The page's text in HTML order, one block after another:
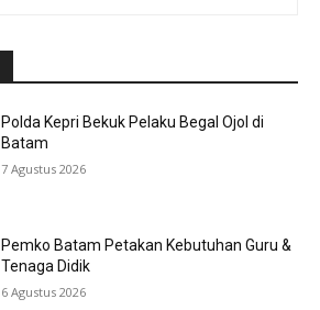
Polda Kepri Bekuk Pelaku Begal Ojol di
Batam
7 Agustus 2026
Pemko Batam Petakan Kebutuhan Guru &
Tenaga Didik
6 Agustus 2026